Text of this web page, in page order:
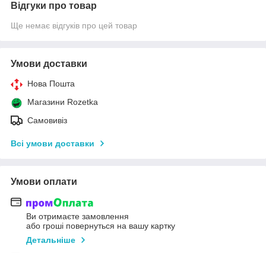
Відгуки про товар
Ще немає відгуків про цей товар
Умови доставки
Нова Пошта
Магазини Rozetka
Самовивіз
Всі умови доставки
Умови оплати
Ви отримаєте замовлення
або гроші повернуться на вашу картку
Детальніше